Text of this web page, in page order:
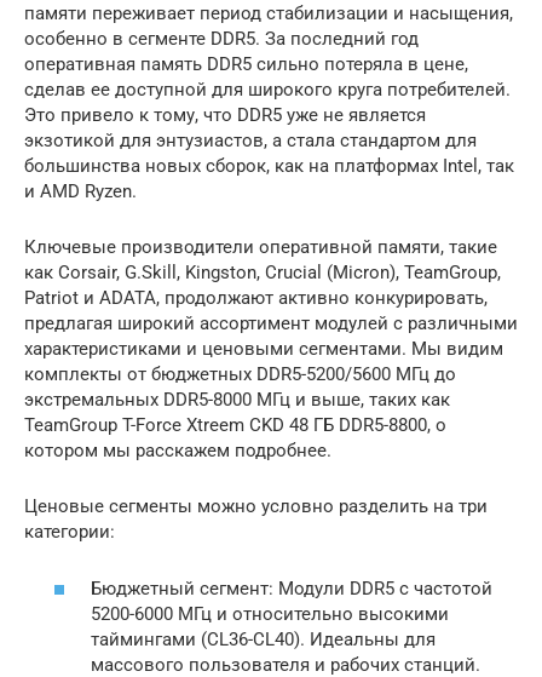
памяти переживает период стабилизации и насыщения,
особенно в сегменте DDR5. За последний год
оперативная память DDR5 сильно потеряла в цене,
сделав ее доступной для широкого круга потребителей.
Это привело к тому, что DDR5 уже не является
экзотикой для энтузиастов, а стала стандартом для
большинства новых сборок, как на платформах Intel, так
и AMD Ryzen.
Ключевые производители оперативной памяти, такие
как Corsair, G.Skill, Kingston, Crucial (Micron), TeamGroup,
Patriot и ADATA, продолжают активно конкурировать,
предлагая широкий ассортимент модулей с различными
характеристиками и ценовыми сегментами. Мы видим
комплекты от бюджетных DDR5-5200/5600 МГц до
экстремальных DDR5-8000 МГц и выше, таких как
TeamGroup T-Force Xtreem CKD 48 ГБ DDR5-8800, о
котором мы расскажем подробнее.
Ценовые сегменты можно условно разделить на три
категории:
Бюджетный сегмент: Модули DDR5 с частотой
5200-6000 МГц и относительно высокими
таймингами (CL36-CL40). Идеальны для
массового пользователя и рабочих станций.